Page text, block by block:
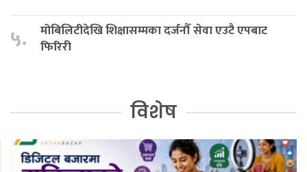
५.
मोबिलिटीदेखि शिक्षासम्मका दर्जनौँ सेवा एउटै एपबाट
फिरिरी
विशेष